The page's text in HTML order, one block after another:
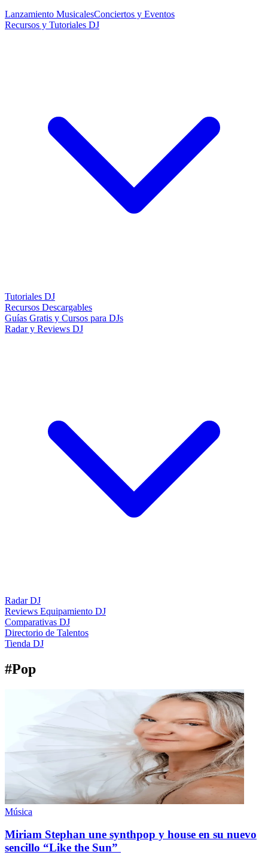
Lanzamiento MusicalesConciertos y Eventos
Recursos y Tutoriales DJ
Tutoriales DJ
Recursos Descargables
Guías Gratis y Cursos para DJs
Radar y Reviews DJ
Radar DJ
Reviews Equipamiento DJ
Comparativas DJ
Directorio de Talentos
Tienda DJ
#Pop
Música
Miriam Stephan une synthpop y house en su nuevo
sencillo “Like the Sun”